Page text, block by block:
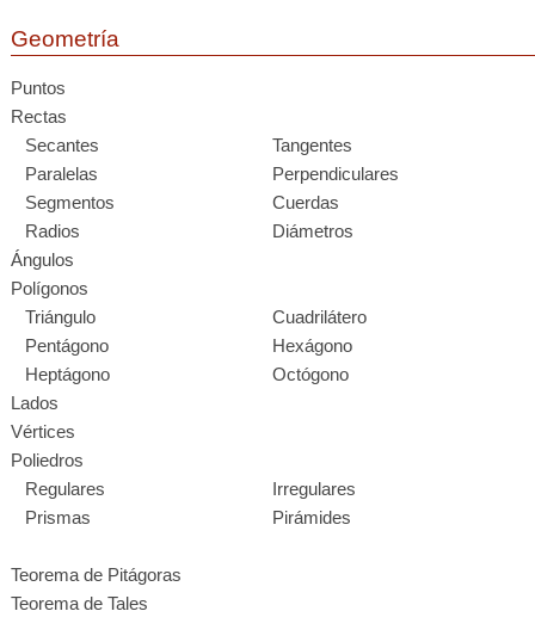
Geometría
Puntos
Rectas
Secantes
Tangentes
Paralelas
Perpendiculares
Segmentos
Cuerdas
Radios
Diámetros
Ángulos
Polígonos
Triángulo
Cuadrilátero
Pentágono
Hexágono
Heptágono
Octógono
Lados
Vértices
Poliedros
Regulares
Irregulares
Prismas
Pirámides
Teorema de Pitágoras
Teorema de Tales